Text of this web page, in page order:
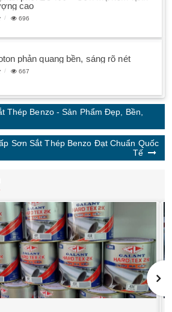
cao
696
phản quang bền, sáng rõ nét
667
Thép Benzo - Sản Phẩm Đẹp, Bền,
Sơn Sắt Thép Benzo Đạt Chuẩn Quốc
Tế